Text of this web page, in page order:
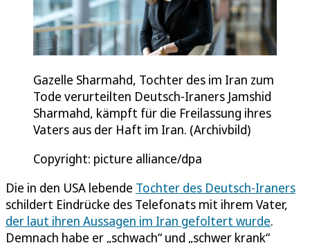
Gazelle Sharmahd, Tochter des im Iran zum
Tode verurteilten Deutsch-Iraners Jamshid
Sharmahd, kämpft für die Freilassung ihres
Vaters aus der Haft im Iran. (Archivbild)
Copyright: picture alliance/dpa
Die in den USA lebende Tochter des Deutsch-Iraners
schildert Eindrücke des Telefonats mit ihrem Vater,
der laut ihren Aussagen im Iran gefoltert wurde.
Demnach habe er „schwach“ und „schwer krank“